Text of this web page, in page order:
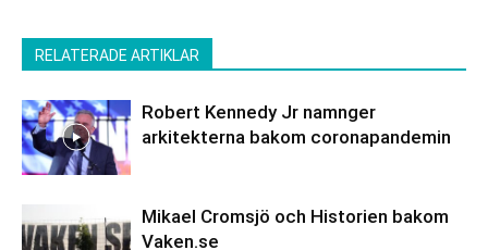
RELATERADE ARTIKLAR
Robert Kennedy Jr namnger
arkitekterna bakom coronapandemin
Mikael Cromsjö och Historien bakom
Vaken.se